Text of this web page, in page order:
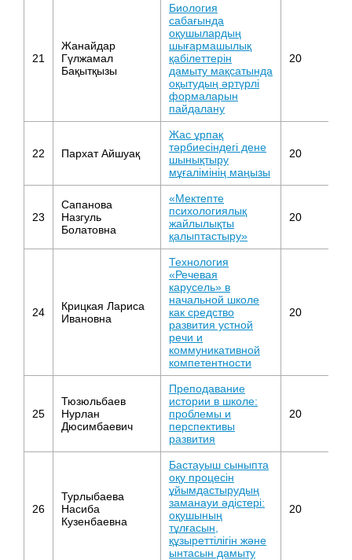
21
Жанайдар
Гүлжамал
Бақытқызы
Биология
сабағында
оқушылардың
шығармашылық
қабілеттерін
дамыту мақсатында
оқытудың әртүрлі
формаларын
пайдалану
20
22 Пархат Айшуақ
Жас ұрпақ
тәрбиесіндегі дене
шынықтыру
мұғалімінің маңызы
20
23
Сапанова
Назгуль
Болатовна
«Мектепте
психологиялық
жайлылықты
қалыптастыру»
20
24
Крицкая Лариса
Ивановна
Технология
«Речевая
карусель» в
начальной школе
как средство
развития устной
речи и
коммуникативной
компетентности
20
25
Тюзюльбаев
Нурлан
Дюсимбаевич
Преподавание
истории в школе:
проблемы и
перспективы
развития
20
26
Турлыбаева
Насиба
Кузенбаевна
Бастауыш сыныпта
оқу процесін
ұйымдастырудың
заманауи әдістері:
оқушының
тұлғасын,
құзыреттілігін және
ынтасын дамыту
20